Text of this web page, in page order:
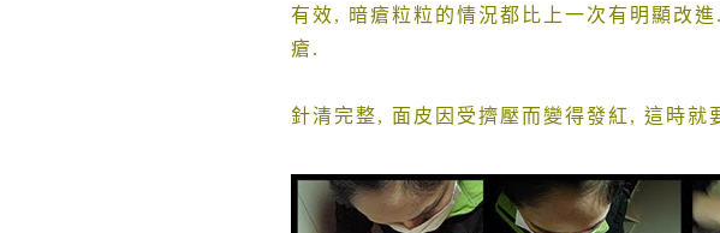
有效, 暗瘡粒粒的情況都比上一次有明顯改進
瘡.
針清完整, 面皮因受擠壓而變得發紅, 這時就